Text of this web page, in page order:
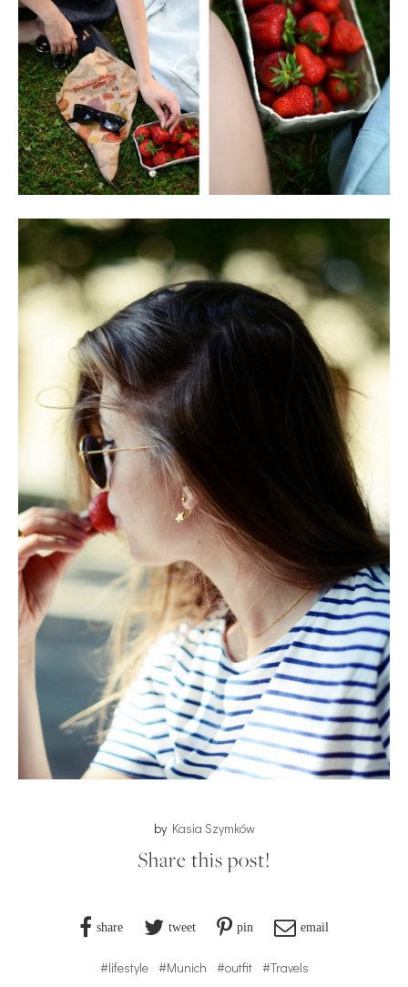
by Kasia Szymków
Share this post!
share tweet pin email
#lifestyle #Munich #outfit #Travels